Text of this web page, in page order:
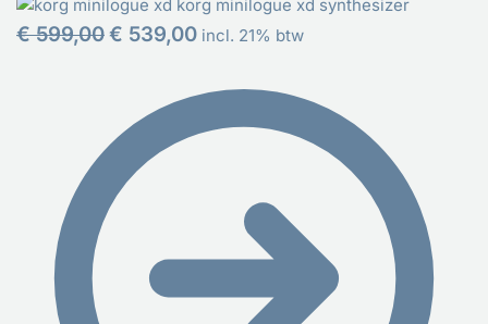
korg minilogue xd synthesizer
€599,00€ 539,00 incl. 21% btw